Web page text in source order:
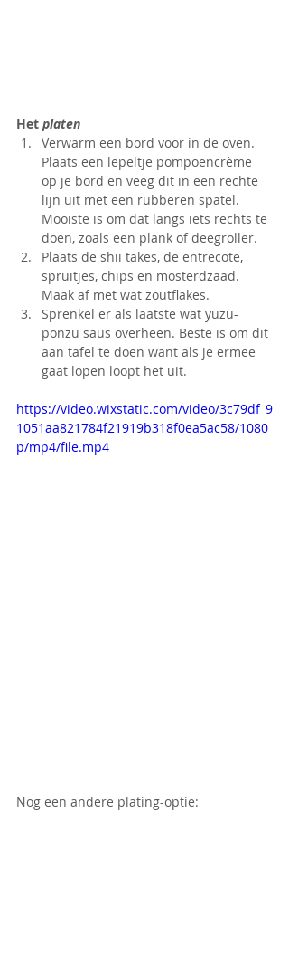
Het platen
Verwarm een bord voor in de oven.
Plaats een lepeltje pompoencrème
op je bord en veeg dit in een rechte
lijn uit met een rubberen spatel.
Mooiste is om dat langs iets rechts te
doen, zoals een plank of deegroller.
Plaats de shii takes, de entrecote,
spruitjes, chips en mosterdzaad.
Maak af met wat zoutflakes.
Sprenkel er als laatste wat yuzu-
ponzu saus overheen. Beste is om dit
aan tafel te doen want als je ermee
gaat lopen loopt het uit.
https://video.wixstatic.com/video/3c79df_9
1051aa821784f21919b318f0ea5ac58/1080
p/mp4/file.mp4
Nog een andere plating-optie: